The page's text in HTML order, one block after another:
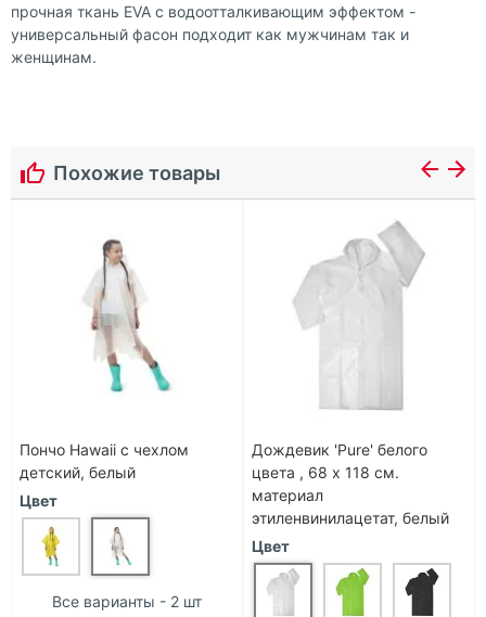
прочная ткань EVA c водоотталкивающим эффектом -
универсальный фасон подходит как мужчинам так и
женщинам.
Похожие товары
Пончо Hawaii c чехлом
детский, белый
Цвет
Все варианты - 2 шт
Дождевик 'Pure' белого
цвета , 68 х 118 см.
материал
этиленвинилацетат, белый
Цвет